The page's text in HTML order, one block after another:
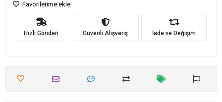
Favorilerime ekle
Hızlı Gönderi Güvenli Alışveriş İade ve Değişim